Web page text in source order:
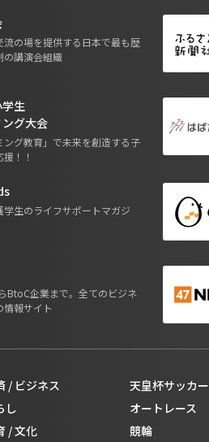
流の場を提供する日本で最も歴
の講演会組織
生
グ大会
ング教育」で未来を創造する子
！！
学生のライフサポートマガジ
BtoC企業まで。全てのビジネ
情報サイト
/ ビジネス
し
/ 文化
天皇杯サッカー
オートレース
競輪